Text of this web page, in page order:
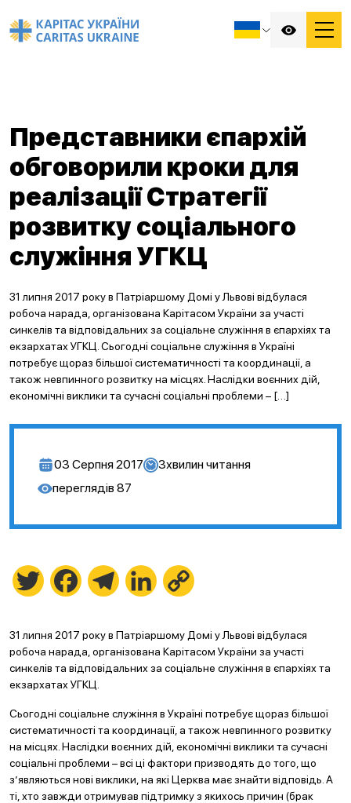
Представники єпархій
обговорили кроки для
реалізації Стратегії
розвитку соціального
служіння УГКЦ
31 липня 2017 року в Патріаршому Домі у Львові відбулася
робоча нарада, організована Карітасом України за участі
синкелів та відповідальних за соціальне служіння в єпархіях та
екзархатах УГКЦ. Сьогодні соціальне служіння в Україні
потребує щораз більшої систематичності та координації, а
також невпинного розвитку на місцях. Наслідки воєнних дій,
економічні виклики та сучасні соціальні проблеми – […]
03 Серпня 2017 3хвилин читання
переглядів 87
Twitter FacebookTelegramLinkedIn
31 липня 2017 року в Патріаршому Домі у Львові відбулася
робоча нарада, організована Карітасом України за участі
синкелів та відповідальних за соціальне служіння в єпархіях та
екзархатах УГКЦ.
Сьогодні соціальне служіння в Україні потребує щораз більшої
систематичності та координації, а також невпинного розвитку
на місцях. Наслідки воєнних дій, економічні виклики та сучасні
соціальні проблеми – всі ці фактори призводять до того, що
з’являються нові виклики, на які Церква має знайти відповідь. А
ті, хто завжди отримував підтримку з якихось причин (брак